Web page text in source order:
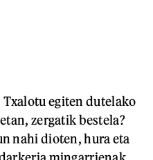
Txalotu egiten dutelako
zergatik bestela?
nahi dioten, hura eta